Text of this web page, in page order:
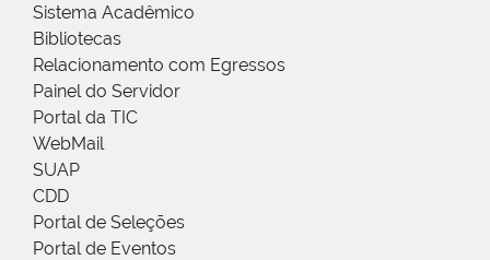
Sistema Acadêmico
Bibliotecas
Relacionamento com Egressos
Painel do Servidor
Portal da TIC
WebMail
SUAP
CDD
Portal de Seleções
Portal de Eventos